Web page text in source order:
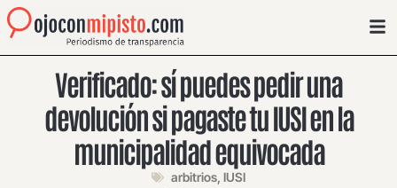
Verificado: sí puedes pedir una
devolución si pagaste tu IUSI en la
municipalidad equivocada
arbitrios, IUSI